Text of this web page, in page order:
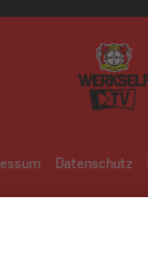
Datenschutz